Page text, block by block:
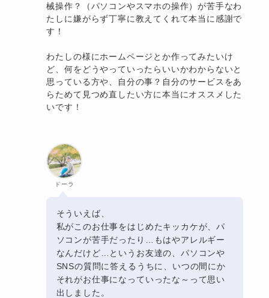
械操作？（パソコンやスマホの操作）が苦手なわ
たしに嫌がらず丁寧に教えてくれて本当に感謝で
す！
わたしの様にホームページとか作ってみたいけ
ど、何をどうやっていったらいいかわからないと
思っている方や、自分の事？自分のサービスをあ
らためて見つめ直したい方に本当にオススメした
いです！
ドーラ
そういえば、
私がこのお仕事をはじめたキッカケが、パ
ソコンが苦手だったり…もはやアレルギー
なんだけど…というお友達の、パソコンや
SNSの質問に答えるうちに、いつの間にか
それがお仕事になっていったな～って思い
出しました。